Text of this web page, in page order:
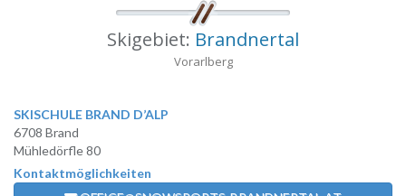
Skigebiet: Brandnertal
Vorarlberg
SKISCHULE BRAND D’ALP
6708 Brand
Mühledörfle 80
Kontaktmöglichkeiten